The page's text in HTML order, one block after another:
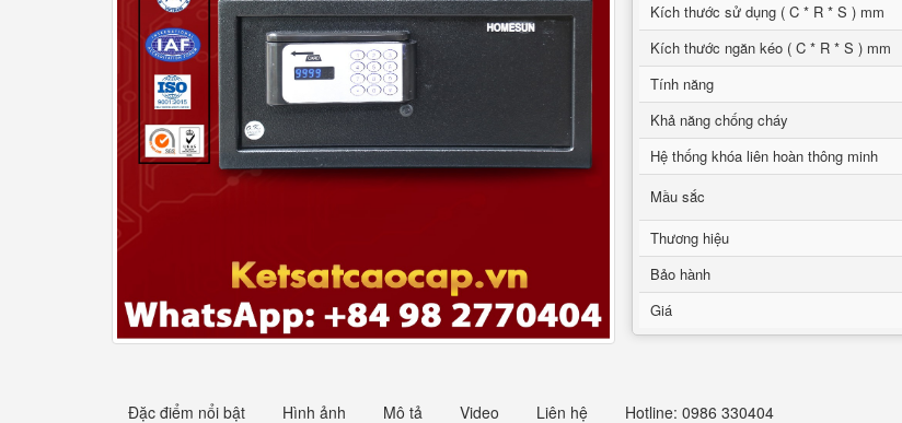
Kích thước sử dụng ( C * R * S ) mm
Kích thước ngăn kéo ( C * R * S ) mm
Tính năng
Khả năng chống cháy
Hệ thống khóa liên hoàn thông minh
Mầu sắc
Thương hiệu
Bảo hành
Giá
Đặc điểm nổi bật Hình ảnh Mô tả Video Liên hệ Hotline: 0986 330404